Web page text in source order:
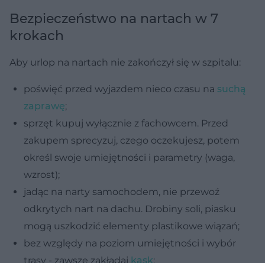
Bezpieczeństwo na nartach w 7
krokach
Aby urlop na nartach nie zakończył się w szpitalu:
poświęć przed wyjazdem nieco czasu na suchą
zaprawę;
sprzęt kupuj wyłącznie z fachowcem. Przed
zakupem sprecyzuj, czego oczekujesz, potem
określ swoje umiejętności i parametry (waga,
wzrost);
jadąc na narty samochodem, nie przewoź
odkrytych nart na dachu. Drobiny soli, piasku
mogą uszkodzić elementy plastikowe wiązań;
bez względy na poziom umiejętności i wybór
trasy - zawsze zakładaj kask;